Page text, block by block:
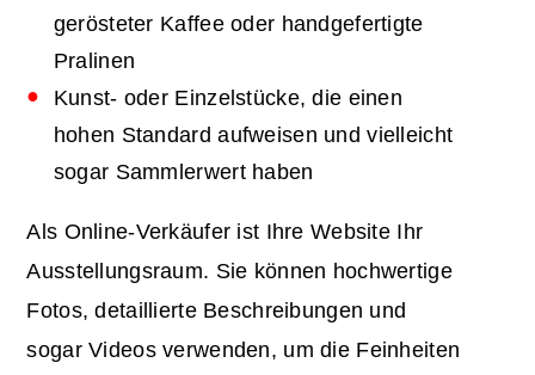
gerösteter Kaffee oder handgefertigte
Pralinen
Kunst- oder Einzelstücke, die einen
hohen Standard aufweisen und vielleicht
sogar Sammlerwert haben
Als Online-Verkäufer ist Ihre Website Ihr
Ausstellungsraum. Sie können hochwertige
Fotos, detaillierte Beschreibungen und
sogar Videos verwenden, um die Feinheiten